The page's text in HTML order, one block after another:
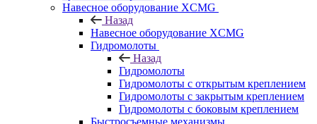
Навесное оборудование XCMG
Назад
Навесное оборудование XCMG
Гидромолоты
Назад
Гидромолоты
Гидромолоты с открытым креплением
Гидромолоты с закрытым креплением
Гидромолоты с боковым креплением
Быстросъемные механизмы